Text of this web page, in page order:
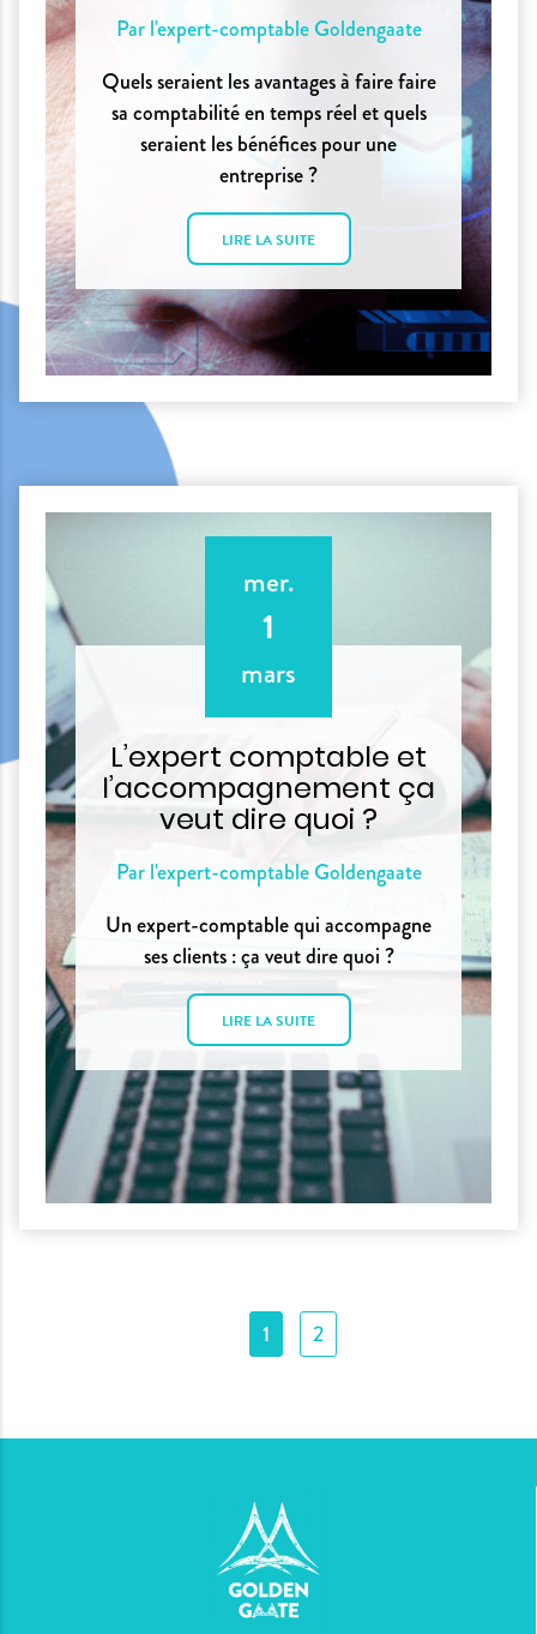
Par l'expert-comptable Goldengaate
Quels seraient les avantages à faire faire
sa comptabilité en temps réel et quels
seraient les bénéfices pour une
entreprise ?
LIRE LA SUITE
mer.
1
mars
L’expert comptable et
l’accompagnement ça
veut dire quoi ?
Par l'expert-comptable Goldengaate
Un expert-comptable qui accompagne
ses clients : ça veut dire quoi ?
LIRE LA SUITE
1 2